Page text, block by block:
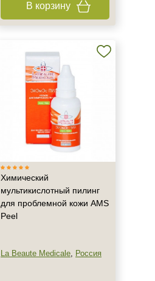
В корзину
Химический
мультикислотный пилинг
для проблемной кожи AMS
Peel
La Beaute Medicale, Россия